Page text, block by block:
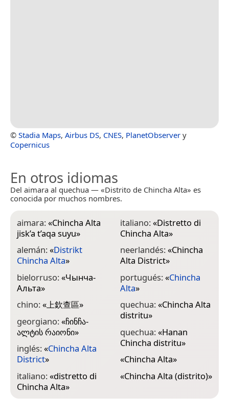
© Stadia Maps, Airbus DS, CNES, PlanetObserver y
Copernicus
En otros idiomas
Del aimara al quechua — «Distrito de Chincha Alta» es
conocida por muchos nombres.
aimara:«Chincha Alta
jisk’a t’aqa suyu»
alemán:«Distrikt
Chincha Alta»
bielorruso:«Чынча-
Альта»
chino:«上欽查區»
georgiano:«ჩინჩა-
ალტის რაიონი»
inglés:«Chincha Alta
District»
italiano:«distretto di
Chincha Alta»
italiano:«Distretto di
Chincha Alta»
neerlandés:«Chincha
Alta District»
portugués:«Chincha
Alta»
quechua:«Chincha Alta
distritu»
quechua:«Hanan
Chincha distritu»
«Chincha Alta»
«Chincha Alta (distrito)»